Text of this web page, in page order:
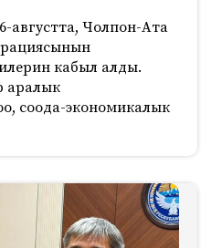
августта, Чолпон-Ата
кабыл алды.
аралык
соода-экономикалык